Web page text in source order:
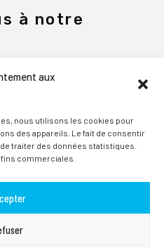
aux
nous utilisons les cookies pour
des appareils. Le fait de consentir
traiter des données statistiques.
commerciales.
à notre